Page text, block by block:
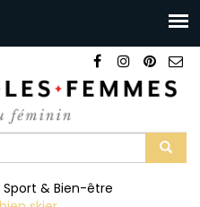
Sport & Bien-être